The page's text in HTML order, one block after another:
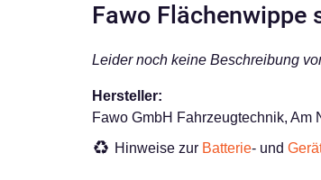
Fawo Flächenwippe
Leider noch keine Beschreibung
Hersteller:
Fawo GmbH Fahrzeugtechnik, Am
Hinweise zur Batterie- und